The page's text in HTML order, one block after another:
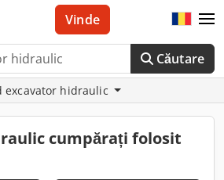
Căutare
Vinde
excavator hidraulic
cumpărați folosit